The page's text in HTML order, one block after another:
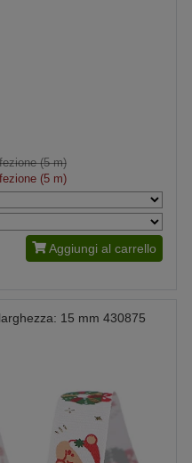
(5 m)
(5 m)
Aggiungi al carrello
15 mm 430875